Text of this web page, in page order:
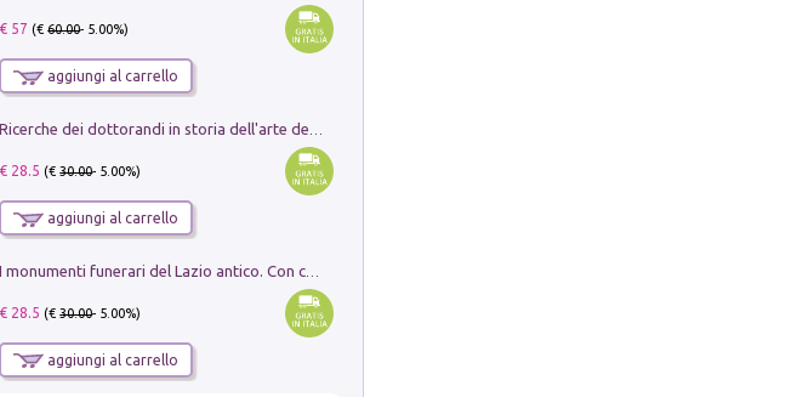
€ 57 (€60.00- 5.00%)
aggiungi al carrello
€ 28.5 (€30.00- 5.00%)
aggiungi al carrello
€ 28.5 (€30.00- 5.00%)
aggiungi al carrello